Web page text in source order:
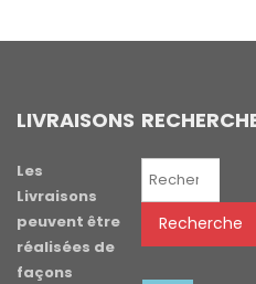
LIVRAISONS
Les
Livraisons
peuvent être
réalisées de
façons
Recherche